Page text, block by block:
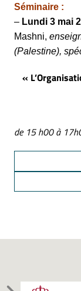
Séminaire :
– Lundi 3 mai
Mashni,
(Palestine),
«
de 15 h00 à